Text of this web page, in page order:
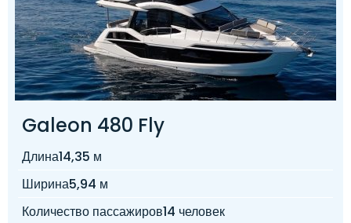
Galeon 480 Fly
Длина14,35 м
Ширина5,94 м
Количество пассажиров14 человек